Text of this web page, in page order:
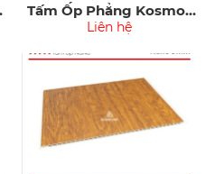
Tấm Ốp Phẳng Kosmos
Nano09-005
Liên hệ